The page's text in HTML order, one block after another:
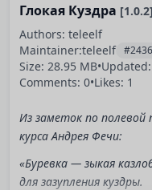
Глокая Куздра [1.0.2]
Authors: teleelf
Maintainer:teleelf #2436
Size: 28.95 MB•Updated:
Comments: 0•Likes: 1
Из заметок по полевой
курса Андрея Фечи:
«Буревка — зыкая
для зазупления куздры.